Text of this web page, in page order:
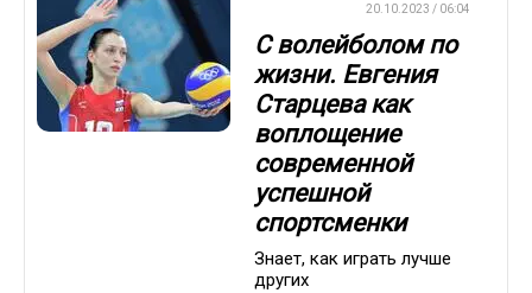
20.10.2023 / 06:04
С волейболом по
жизни. Евгения
Старцева как
воплощение
современной
успешной
спортсменки
Знает, как играть лучше
других